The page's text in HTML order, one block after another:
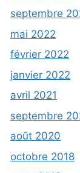
septembre
mai 2022
février 2022
janvier 2022
avril 2021
septembre
août 2020
octobre 2018